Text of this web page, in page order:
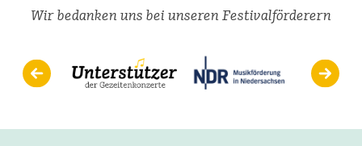
Jade-
Wir bedanken uns bei unseren Festivalförderern